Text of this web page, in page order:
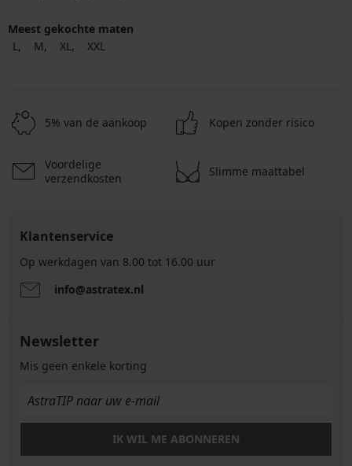
Meest gekochte maten
L
M XL XXL
5% van de aankoop Kopen zonder risico
Voordelige
verzendkosten
Slimme maattabel
Klantenservice
Op werkdagen van 8.00 tot 16.00 uur
info@astratex.nl
Newsletter
Mis geen enkele korting
IK WIL ME ABONNEREN